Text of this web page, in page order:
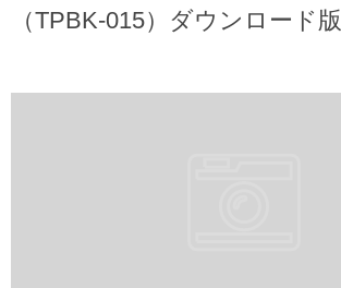
（TPBK-015）ダウンロード版